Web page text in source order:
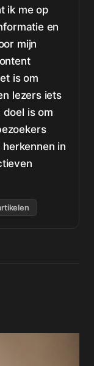
ik me op
en
mijn
is om
lezers iets
is om
in